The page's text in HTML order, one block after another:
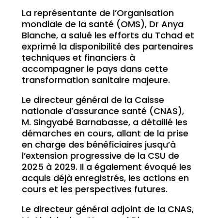
La représentante de l’Organisation
mondiale de la santé (OMS), Dr Anya
Blanche, a salué les efforts du Tchad et
exprimé la disponibilité des partenaires
techniques et financiers à
accompagner le pays dans cette
transformation sanitaire majeure.
Le directeur général de la Caisse
nationale d’assurance santé (CNAS),
M. Singyabé Barnabasse, a détaillé les
démarches en cours, allant de la prise
en charge des bénéficiaires jusqu’à
l’extension progressive de la CSU de
2025 à 2029. Il a également évoqué les
acquis déjà enregistrés, les actions en
cours et les perspectives futures.
Le directeur général adjoint de la CNAS,